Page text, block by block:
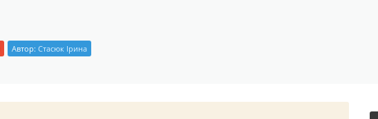
Автор: Стасюк Ірина